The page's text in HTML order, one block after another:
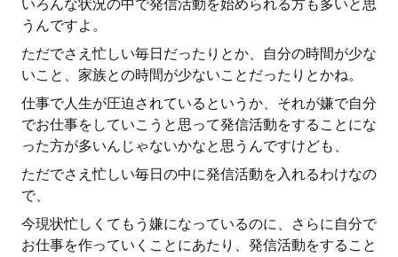
いろんな状況の中で発信活動を始められる方も多いと思
うんですよ。
ただでさえ忙しい毎日だったりとか、自分の時間が少な
いこと、家族との時間が少ないことだったりとかね。
仕事で人生が圧迫されているというか、それが嫌で自分
でお仕事をしていこうと思って発信活動をすることにな
った方が多いんじゃないかなと思うんですけども、
ただでさえ忙しい毎日の中に発信活動を入れるわけなの
で、
今現状忙しくてもう嫌になっているのに、さらに自分で
お仕事を作っていくことにあたり、発信活動をすること